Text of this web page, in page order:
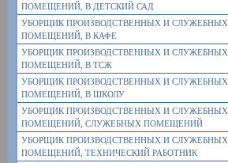
ПОМЕЩЕНИЙ, В ДЕТСКИЙ САД
УБОРЩИК ПРОИЗВОДСТВЕННЫХ И СЛУЖЕБНЫХ
ПОМЕЩЕНИЙ, В КАФЕ
УБОРЩИК ПРОИЗВОДСТВЕННЫХ И СЛУЖЕБНЫХ
ПОМЕЩЕНИЙ, В ТСЖ
УБОРЩИК ПРОИЗВОДСТВЕННЫХ И СЛУЖЕБНЫХ
ПОМЕЩЕНИЙ, В ШКОЛУ
УБОРЩИК ПРОИЗВОДСТВЕННЫХ И СЛУЖЕБНЫХ
ПОМЕЩЕНИЙ, СЛУЖЕБНЫХ ПОМЕЩЕНИЙ
УБОРЩИК ПРОИЗВОДСТВЕННЫХ И СЛУЖЕБНЫХ
ПОМЕЩЕНИЙ, ТЕХНИЧЕСКИЙ РАБОТНИК